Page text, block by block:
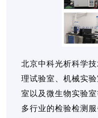
北京中科光析科学
理试验室、机械实
室以及微生物实验
多行业的检验检测